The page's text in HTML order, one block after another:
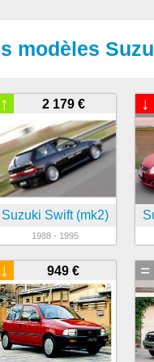
modèles
2 179 €
↑
Suzuki Swift (mk2)
1988 - 1995
↓
949 €
↓ =